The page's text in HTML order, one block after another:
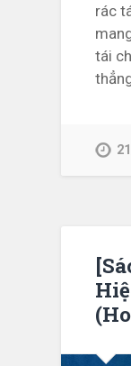
rác
tái